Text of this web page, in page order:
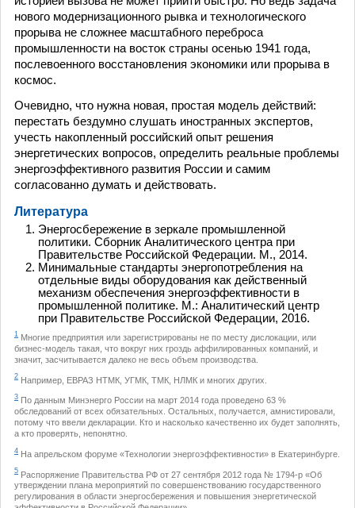
нового модернизационного рывка и технологического
прорыва не сложнее масштабного переброса
промышленности на восток страны осенью 1941 года,
послевоенного восстановления экономики или прорыва в
космос.
Очевидно, что нужна новая, простая модель действий:
перестать бездумно слушать иностранных экспертов,
учесть накопленный российский опыт решения
энергетических вопросов, определить реальные проблемы
энергоэффективного развития России и самим
согласованно думать и действовать.
Литература
Энергосбережение в зеркале промышленной
политики. Сборник Аналитического центра при
Правительстве Российской Федерации. М., 2014.
Минимальные стандарты энергопотребления на
отдельные виды оборудования как действенный
механизм обеспечения энергоэффективности в
промышленной политике. М.: Аналитический центр
при Правительстве Российской Федерации, 2016.
1 Многие предприятия или зарегистрированы не по месту дислокации, или
бизнес-модель такая, что вокруг них гроздь аффилированных компаний, и
значит, засчитывается далеко не весь объем производства.
2 Например, ЕВРАЗ НТМК, УГМК, ТМК, НЛМК и многих других.
3 По данным Минэнерго России на март 2014 года проведено 63 %
обследований от всех обязательных. Остальных, получается, амнистировали,
потому что ввели декларации. Кто и насколько качественно их будет заполнять,
а кто проверять, непонятно.
4 На апрельском форуме «Технологии энергоэффективности» в Екатеринбурге.
5 Распоряжение Правительства РФ от 27 сентября 2012 года № 1794-р «Об
утверждении плана мероприятий по совершенствованию государственного
регулирования в области энергосбережения и повышения энергетической